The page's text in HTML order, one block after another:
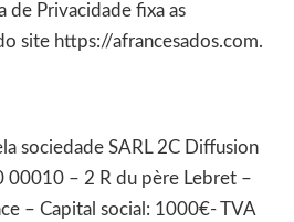
de Privacidade fixa as
site https://afrancesados.com.
sociedade SARL 2C Diffusion
00010 – 2 R du père Lebret –
– Capital social: 1000€- TVA